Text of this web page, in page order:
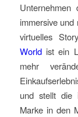
immersive
virtuelles
World ist ein
mehr
und stellt die
Marke in den